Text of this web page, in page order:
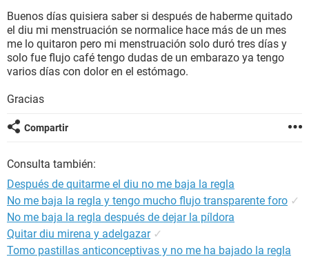
SEXUALIDAD
GLOSARIO
Buenos días quisiera saber si después de haberme quitado
el diu mi menstruación se normalice hace más de un mes
me lo quitaron pero mi menstruación solo duró tres días y
solo fue flujo café tengo dudas de un embarazo ya tengo
varios días con dolor en el estómago.
Gracias
Compartir
Consulta también:
Después de quitarme el diu no me baja la regla
No me baja la regla y tengo mucho flujo transparente foro ✓
No me baja la regla después de dejar la píldora
Quitar diu mirena y adelgazar ✓
Tomo pastillas anticonceptivas y no me ha bajado la regla